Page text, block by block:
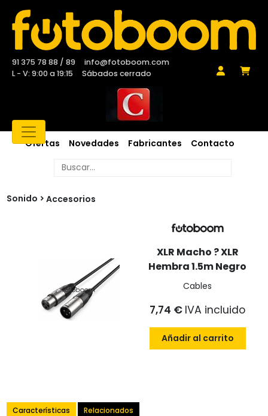
91 375 78 88 / 89
info@fotoboom.com
L - V: 9:00 a 19:15
Sábados cerrado
Ofertas Novedades Fabricantes Contacto
Sonido Accesorios
XLR Macho ? XLR
Hembra 1.5m Negro
Cables
7,74 € IVA incluido
Añadir al carrito
Características Relacionados